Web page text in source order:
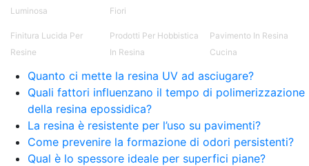
bicomponente per plastica Cariche per Epossidici
Cariche Epossidiche Adesivo bicomponente
epossidico Colla bicomponente epossidica
Applicazioni di Epossidici Colle epossidiche
Mastice epossidico Adesivo epossidico
bicomponente Malta epossidica Colla
bicomponente Pavimento epossidico pro e
contro Epossidica Colla epossidica plastica See
all articles →
Luminosa
Fiori
Finitura Lucida Per
Resine
Prodotti Per Hobbistica
In Resina
Pavimento In Resina
Cucina
Quanto ci mette la resina UV ad asciugare?
Quali fattori influenzano il tempo di polimerizzazione
della resina epossidica?
La resina è resistente per l’uso su pavimenti?
Come prevenire la formazione di odori persistenti?
Qual è lo spessore ideale per superfici piane?